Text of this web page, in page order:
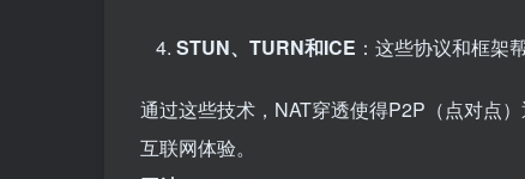
STUN、TURN和ICE ：这些协议和框架
通过这些技术，NAT穿透使得P2P（点对点
互联网体验。